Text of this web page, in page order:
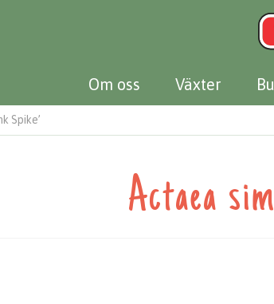
Om oss Växter
Spike’
Actaea